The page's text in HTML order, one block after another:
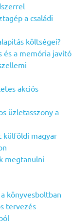
a családi
költségei?
és a memória javító
akciós
üzletasszony a
külföldi magyar
megtanulni
könyvesboltban
tervezés